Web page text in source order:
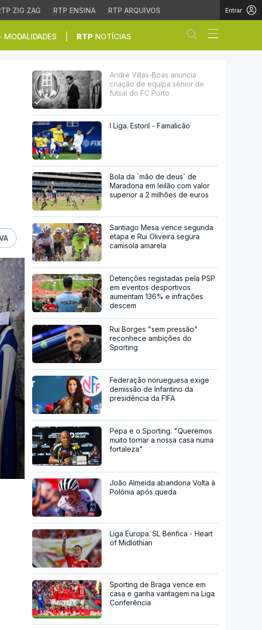
ZIG ZAG RTP ENSINA RTP ARQUIVOS Entrar
MODALIDADES RTP NOTÍCIAS Abrir campo
sénior de futsal do
André Villas-Boas anuncia
criação de equipa sénior de
futsal do FC Porto
I Liga. Estoril - Famalicão
Bola da `mão de deus` de
Maradona em leilão com valor
superior a 2 milhões de euros
Santiago Mesa vence segunda
etapa e Rui Oliveira segura
camisola amarela
Detenções registadas pela PSP
em eventos desportivos
aumentam 136% e infrações
descem
Rui Borges "sem pressão"
reconhece ambições do
Sporting
Federação norueguesa exige
demissão de Infantino da
presidência da FIFA
Pepa e o Sporting. "Queremos
muito tornar a nossa casa numa
fortaleza"
João Almeida abandona Volta à
Polónia após queda
Liga Europa. SL Benfica - Heart
of Midlothian
Sporting de Braga vence em
casa e ganha vantagem na Liga
Conferência